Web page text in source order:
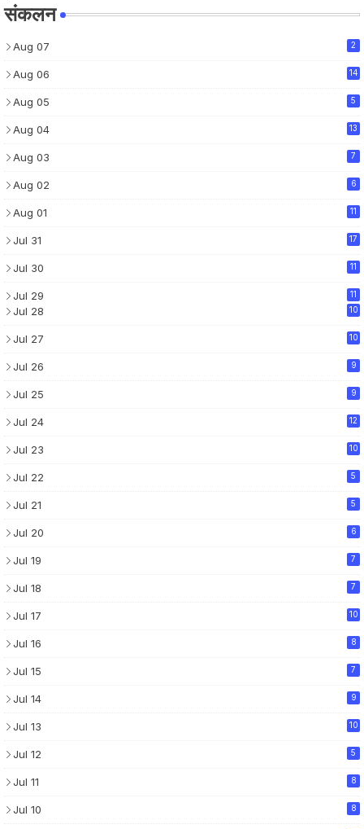
संकलन
Aug 07 2
Aug 06 14
Aug 05 5
Aug 04 13
Aug 03 7
Aug 02 6
Aug 01 11
Jul 31 17
Jul 30 11
Jul 29 11
Jul 28 10
Jul 27 10
Jul 26 9
Jul 25 9
Jul 24 12
Jul 23 10
Jul 22 5
Jul 21 5
Jul 20 6
Jul 19 7
Jul 18 7
Jul 17 10
Jul 16 8
Jul 15 7
Jul 14 9
Jul 13 10
Jul 12 5
Jul 11 8
Jul 10 8